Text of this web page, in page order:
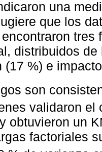
una
que los
tres
distribuidos
(17 %) e
son
validaron el
obtuvieron un
factoriales